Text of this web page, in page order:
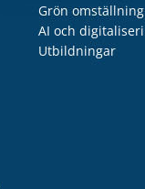
Grön omställning
AI och
Utbildningar